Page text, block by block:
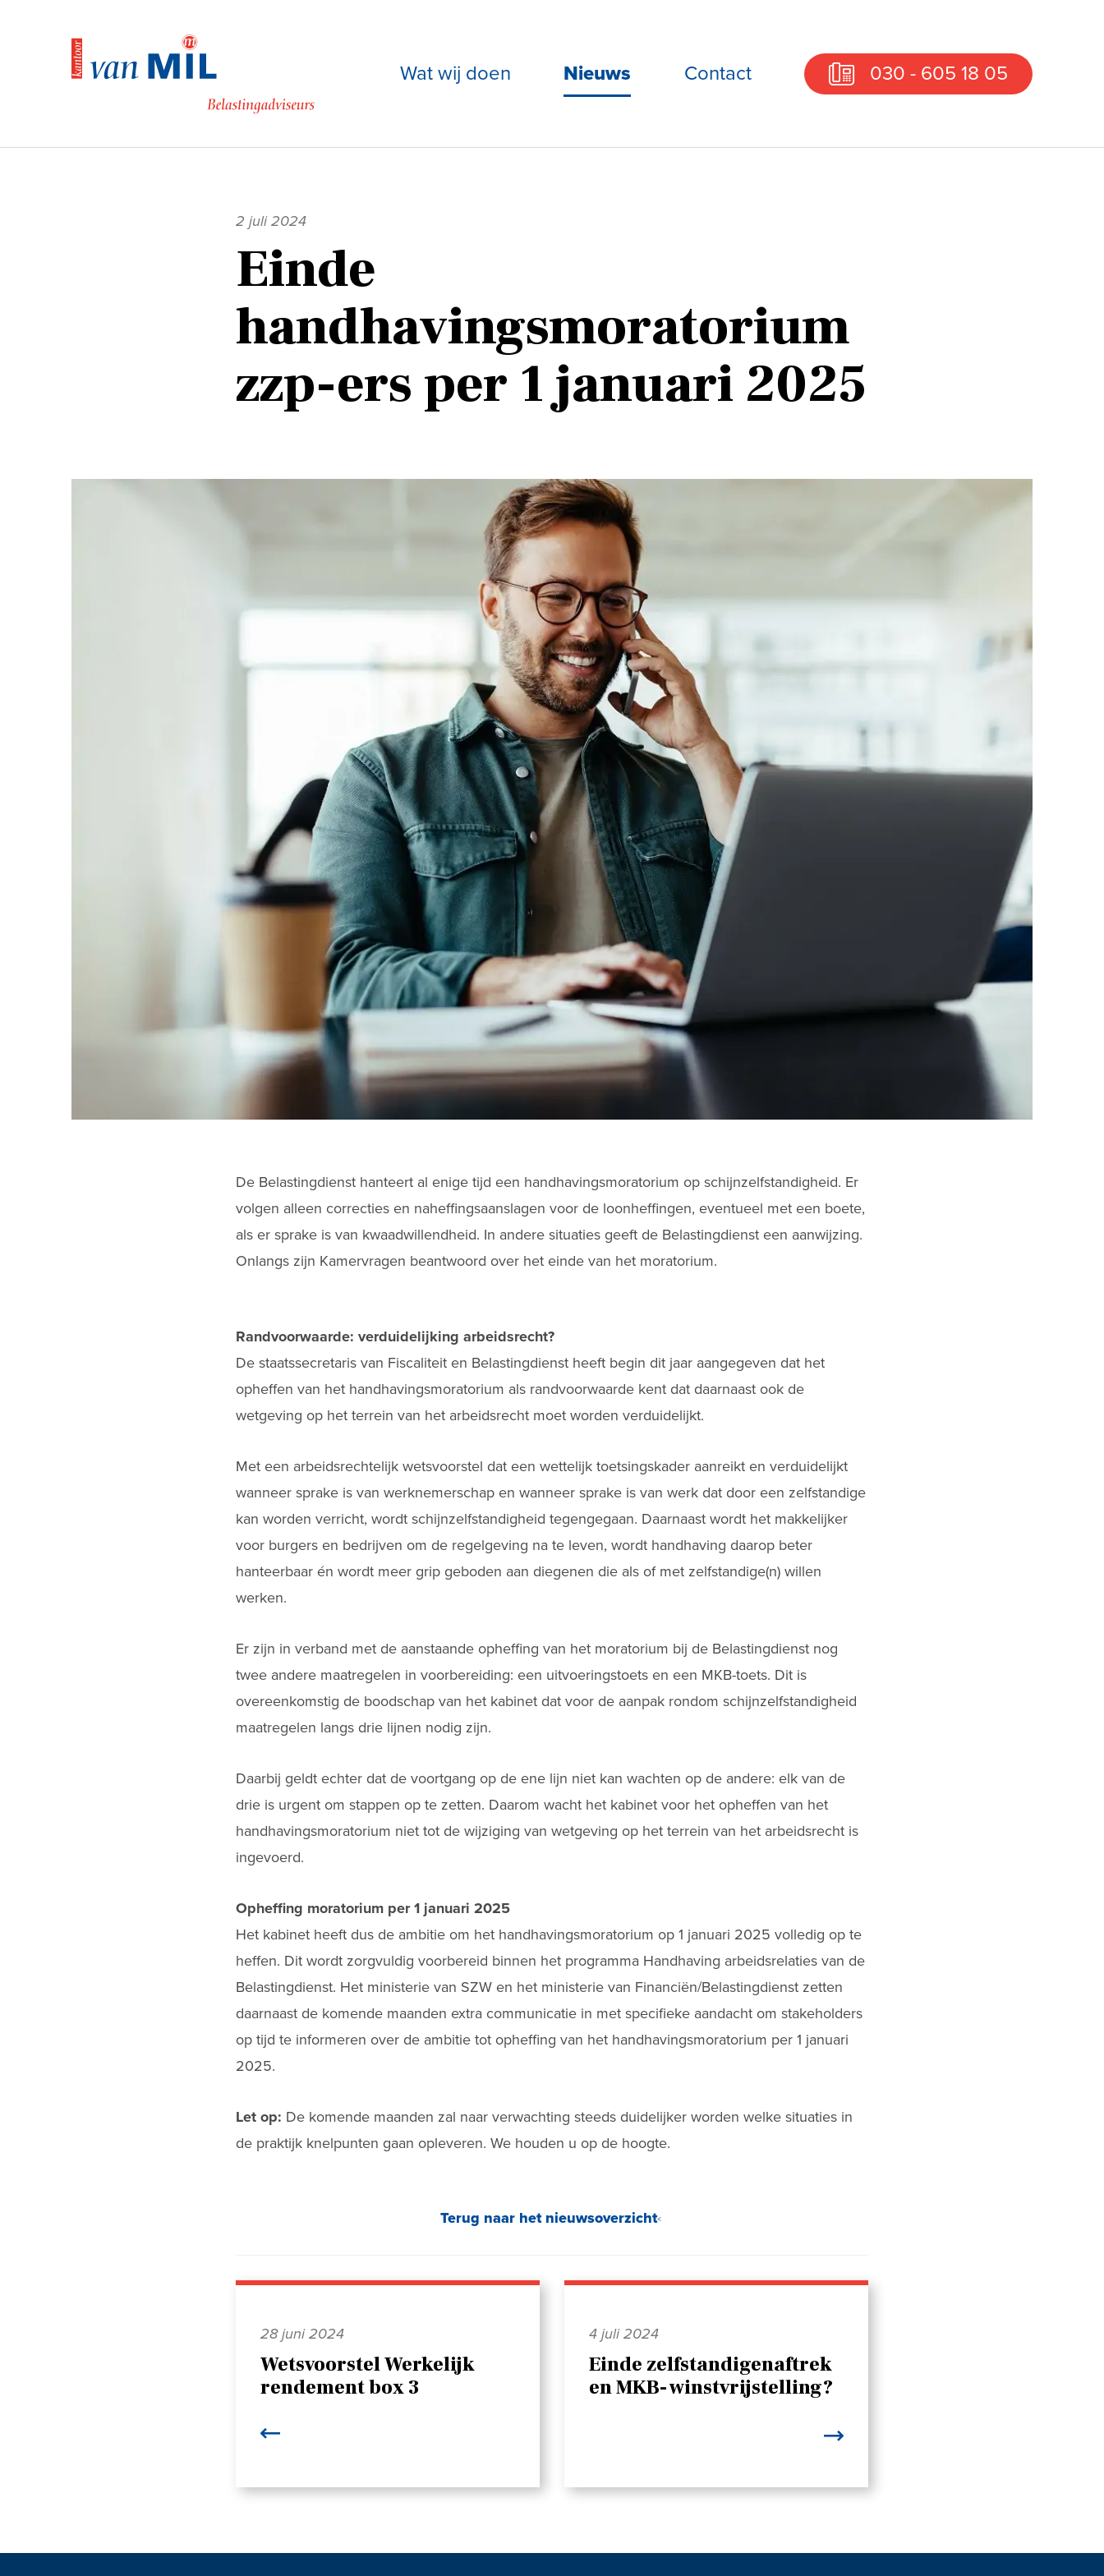
Wat wij doen Nieuws Contact 030 - 605 18 05
2 juli 2024
Einde
handhavingsmoratorium
zzp-ers per 1 januari 2025
De Belastingdienst hanteert al enige tijd een handhavingsmoratorium op schijnzelfstandigheid. Er
volgen alleen correcties en naheffingsaanslagen voor de loonheffingen, eventueel met een boete,
als er sprake is van kwaadwillendheid. In andere situaties geeft de Belastingdienst een aanwijzing.
Onlangs zijn Kamervragen beantwoord over het einde van het moratorium.
Randvoorwaarde: verduidelijking arbeidsrecht?
De staatssecretaris van Fiscaliteit en Belastingdienst heeft begin dit jaar aangegeven dat het
opheffen van het handhavingsmoratorium als randvoorwaarde kent dat daarnaast ook de
wetgeving op het terrein van het arbeidsrecht moet worden verduidelijkt.
Met een arbeidsrechtelijk wetsvoorstel dat een wettelijk toetsingskader aanreikt en verduidelijkt
wanneer sprake is van werknemerschap en wanneer sprake is van werk dat door een zelfstandige
kan worden verricht, wordt schijnzelfstandigheid tegengegaan. Daarnaast wordt het makkelijker
voor burgers en bedrijven om de regelgeving na te leven, wordt handhaving daarop beter
hanteerbaar én wordt meer grip geboden aan diegenen die als of met zelfstandige(n) willen
werken.
Er zijn in verband met de aanstaande opheffing van het moratorium bij de Belastingdienst nog
twee andere maatregelen in voorbereiding: een uitvoeringstoets en een MKB-toets. Dit is
overeenkomstig de boodschap van het kabinet dat voor de aanpak rondom schijnzelfstandigheid
maatregelen langs drie lijnen nodig zijn.
Daarbij geldt echter dat de voortgang op de ene lijn niet kan wachten op de andere: elk van de
drie is urgent om stappen op te zetten. Daarom wacht het kabinet voor het opheffen van het
handhavingsmoratorium niet tot de wijziging van wetgeving op het terrein van het arbeidsrecht is
ingevoerd.
Opheffing moratorium per 1 januari 2025
Het kabinet heeft dus de ambitie om het handhavingsmoratorium op 1 januari 2025 volledig op te
heffen. Dit wordt zorgvuldig voorbereid binnen het programma Handhaving arbeidsrelaties van de
Belastingdienst. Het ministerie van SZW en het ministerie van Financiën/Belastingdienst zetten
daarnaast de komende maanden extra communicatie in met specifieke aandacht om stakeholders
op tijd te informeren over de ambitie tot opheffing van het handhavingsmoratorium per 1 januari
2025.
Let op: De komende maanden zal naar verwachting steeds duidelijker worden welke situaties in
de praktijk knelpunten gaan opleveren. We houden u op de hoogte.
Terug naar het nieuwsoverzicht
28 juni 2024
Wetsvoorstel Werkelijk
rendement box 3
4 juli 2024
Einde zelfstandigenaftrek
en MKB- winstvrijstelling?